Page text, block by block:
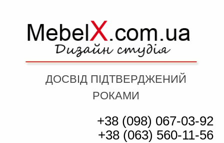
ДОСВІД ПІДТВЕРДЖЕНИЙ
РОКАМИ
+38 (098) 067-03-92
+38 (063) 560-11-56